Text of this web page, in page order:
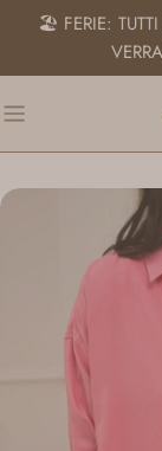
🏖️ FERIE:
Passa